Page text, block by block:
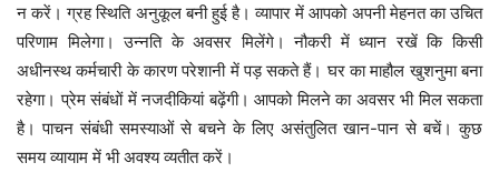
न करें। ग्रह स्थिति अनुकूल बनी हुई है। व्यापार में आपको अपनी मेहनत का उचित
परिणाम मिलेगा। उन्नति के अवसर मिलेंगे। नौकरी में ध्यान रखें कि किसी
अधीनस्थ कर्मचारी के कारण परेशानी में पड़ सकते हैं। घर का माहौल खुशनुमा बना
रहेगा। प्रेम संबंधों में नजदीकियां बढ़ेंगी। आपको मिलने का अवसर भी मिल सकता
है। पाचन संबंधी समस्याओं से बचने के लिए असंतुलित खान-पान से बचें। कुछ
समय व्यायाम में भी अवश्य व्यतीत करें।